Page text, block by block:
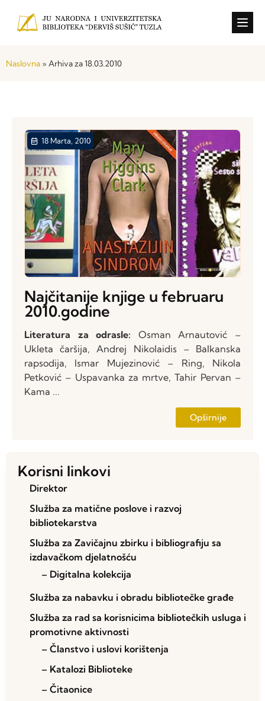
Naslovna » Arhiva za 18.03.2010
18 Marta, 2010
Najčitanije knjige u februaru
2010.godine
Literatura za odrasle: Osman Arnautović –
Ukleta čaršija, Andrej Nikolaidis – Balkanska
rapsodija, Ismar Mujezinović – Ring, Nikola
Petković – Uspavanka za mrtve, Tahir Pervan –
Kama ...
Opširnije
Korisni linkovi
Direktor
Služba za matične poslove i razvoj
bibliotekarstva
Služba za Zavičajnu zbirku i bibliografiju sa
izdavačkom djelatnošću
– Digitalna kolekcija
Služba za nabavku i obradu bibliotečke građe
Služba za rad sa korisnicima bibliotečkih usluga i
promotivne aktivnosti
– Članstvo i uslovi korištenja
– Katalozi Biblioteke
– Čitaonice